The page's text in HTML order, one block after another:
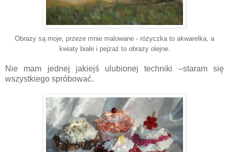
Obrazy są moje, przeze mnie malowane - różyczka to akwarelka, a
kwiaty białe i pejzaż to obrazy olejne.
Nie mam jednej jakiejś ulubionej techniki –staram się
wszystkiego spróbować.